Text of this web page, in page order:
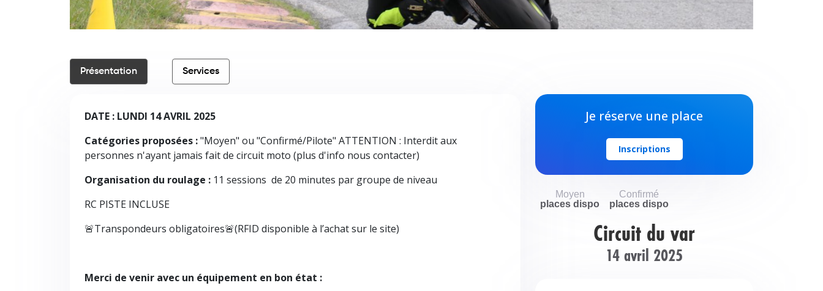
Présentation Services
DATE : LUNDI 14 AVRIL 2025
Catégories proposées :"Moyen" ou "Confirmé/Pilote" ATTENTION : Interdit aux
personnes n'ayant jamais fait de circuit moto (plus d'info nous contacter)
Organisation du roulage : 11 sessions de 20 minutes par groupe de niveau
RC PISTE INCLUSE
🚨Transpondeurs obligatoires🚨(RFID disponible à l’achat sur le site)
Merci de venir avec un équipement en bon état :
Je réserve une place
Inscriptions
Moyen
places dispo
Confirmé
places dispo
Circuit du var
14 avril 2025